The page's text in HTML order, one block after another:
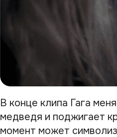
В конце клипа Гага
медведя и поджигает
момент может